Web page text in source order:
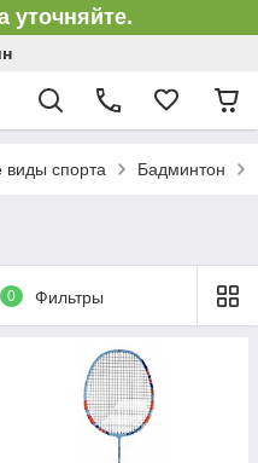
уточняйте.
виды спорта Бадминтон
0 Фильтры